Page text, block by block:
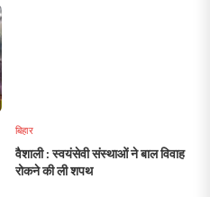
बिहार
वैशाली : स्वयंसेवी संस्थाओं ने बाल विवाह
रोकने की ली शपथ